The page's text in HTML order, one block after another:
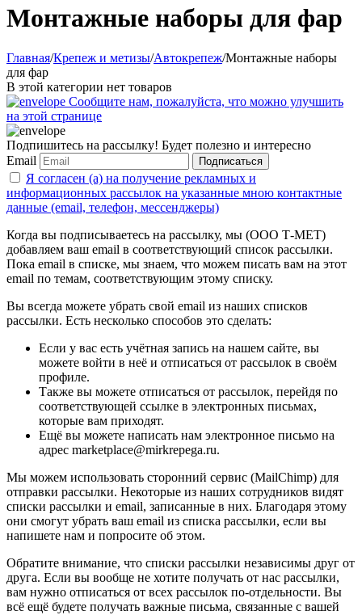
Монтажные наборы для фар
Главная/Крепеж и метизы/Автокрепеж/Монтажные наборы
для фар
В этой категории нет товаров
Сообщите нам, пожалуйста, что можно улучшить
на этой странице
Подпишитесь на рассылку! Будет полезно и интересно
Email
Подписаться
Я согласен (а) на получение рекламных и
информационных рассылок на указанные мною контактные
данные (email, телефон, мессенджеры)
Когда вы подписываетесь на рассылку, мы (ООО Т-МЕТ)
добавляем ваш email в соответствующий список рассылки.
Пока email в списке, мы знаем, что можем писать вам на этот
email по темам, соответствующим этому списку.
Вы всегда можете убрать свой email из наших списков
рассылки. Есть несколько способов это сделать:
Если у вас есть учётная запись на нашем сайте, вы
можете войти в неё и отписаться от рассылок в своём
профиле.
Также вы можете отписаться от рассылок, перейдя по
соответствующей ссылке в электронных письмах,
которые вам приходят.
Ещё вы можете написать нам электронное письмо на
адрес marketplace@mirkrepega.ru.
Мы можем использовать сторонний сервис (MailChimp) для
отправки рассылки. Некоторые из наших сотрудников видят
списки рассылки и email, записанные в них. Благодаря этому
они смогут убрать ваш email из списка рассылки, если вы
напишете нам и попросите об этом.
Обратите внимание, что списки рассылки независимы друг от
друга. Если вы вообще не хотите получать от нас рассылки,
вам нужно отписаться от всех рассылок по-отдельности. Вы
всё ещё будете получать важные письма, связанные с вашей